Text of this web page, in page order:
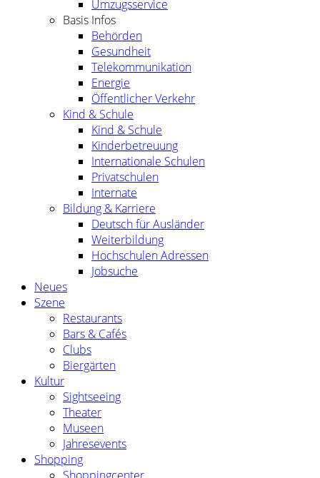
Umzugsservice
Basis Infos
Behörden
Gesundheit
Telekommunikation
Energie
Öffentlicher Verkehr
Kind & Schule
Kind & Schule
Kinderbetreuung
Internationale Schulen
Privatschulen
Internate
Bildung & Karriere
Deutsch für Ausländer
Weiterbildung
Hochschulen Adressen
Jobsuche
Neues
Szene
Restaurants
Bars & Cafés
Clubs
Biergärten
Kultur
Sightseeing
Theater
Museen
Jahresevents
Shopping